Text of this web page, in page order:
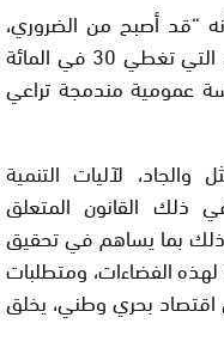
“قد أصبح من الضروري،
إعادة النظر في تنمية المناطق الجبلية، التي تغطي 30 في المائة
عمومية مندمجة تراعي
والجاد، لآليات التنمية
ذلك القانون المتعلق
بما يساهم في تحقيق
لهذه الفضاءات، ومتطلبات
اقتصاد بحري وطني، يخلق